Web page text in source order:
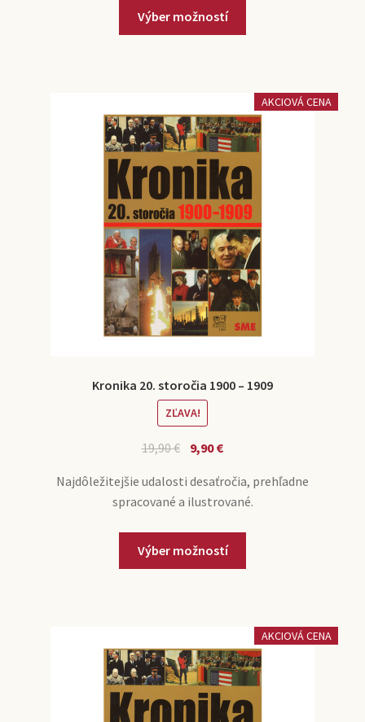
Výber možností
AKCIOVÁ CENA
Kronika 20. storočia 1900 – 1909
ZĽAVA!
19,90€ 9,90€
Najdôležitejšie udalosti desaťročia, prehľadne
spracované a ilustrované.
Výber možností
AKCIOVÁ CENA